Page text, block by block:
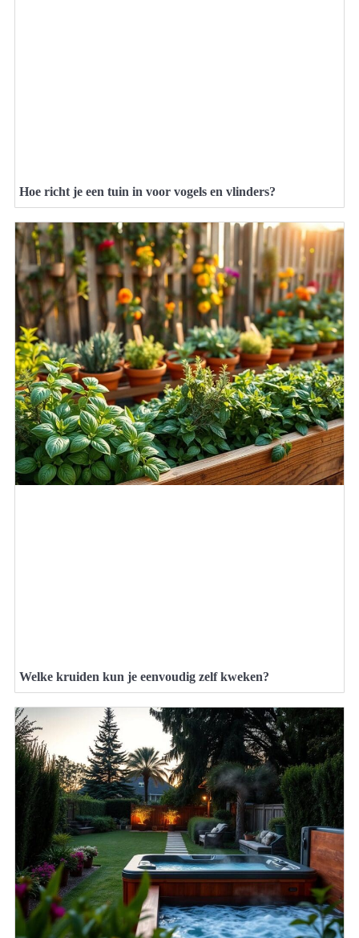
Hoe richt je een tuin in voor vogels en vlinders?
Welke kruiden kun je eenvoudig zelf kweken?